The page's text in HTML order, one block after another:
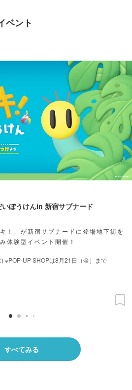
ベント
ぼうけんin 新宿サブナード
！」が新宿サブナードに登場地下街を
体験型イベント開催！
※POP-UP SHOPは8月21日（金）まで
すべてみる